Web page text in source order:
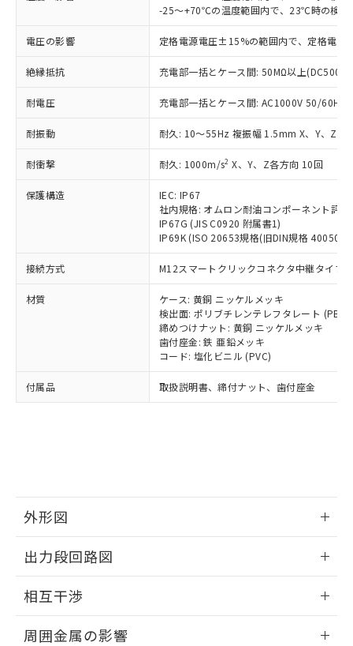
-25～+70℃の温度範囲内で、23℃時の検
電圧の影響 定格電源電圧±15%の範囲内で、定格電
絶縁抵抗 充電部一括とケース間: 50MΩ以上(DC500V
耐電圧 充電部一括とケース間: AC1000V 50/60Hz
耐振動 耐久: 10～55Hz 複振幅 1.5mm X、Y、Z各
耐衝撃 耐久: 1000m/s2 X、Y、Z各方向 10回
保護構造
IEC: IP67
社内規格: オムロン耐油コンポーネント評
IP67G (JIS C0920 附属書1)
IP69K (ISO 20653規格(旧DIN規格 40050
接続方式 M12スマートクリックコネクタ中継タイプ
材質
ケース: 黄銅 ニッケルメッキ
検出面: ポリブチレンテレフタレート (PBT)
締めつけナット: 黄銅 ニッケルメッキ
歯付座金: 鉄 亜鉛メッキ
コード: 塩化ビニル (PVC)
付属品 取扱説明書、締付ナット、歯付座金
外形図
外形図
出力段回路図
出力段回路図
相互干渉
周囲金属の影響
本サービスの対象外となる商品もある
ことをご了承ください。
在庫状況および標準価格照会結果は、
記載している更新日時点での社内デー
タに基づき作成されるものであり、閲
覧された時点での実際の在庫および標
準価格とは異なる場合があることをご
正式な納期状況および標準価格はお客
様のお取引先、またはお客様担当のオ
ムロン制御機器販売店・当社販売員に
ご相談ください。
オムロン制御機器販売店や当社販売拠
販売ネットワーク
」をご確認
在庫状況および標準価格結果を当社の
事前の承諾なく第三者に漏洩または開
示しないようお願いします。
マイパーツ機能（部品リスト作成サー
ビス）をご利用いただくには、I-Web
メンバーズにご登録されている必要が
お客様が当ウェブサイト上で当社にご
登録された部品リストについて、当社
および当社の共同利用者が、当社の製
いたものが、含有品と判明した場合などや
むを得ず変更することがあります。
*EU RoHS指令（10物質）：
鉛(Pb) 1000ppm以下、 水銀(Hg) 1000ppm以下、 カド
ミウム(Cd) 100ppm以下、
六価クロム(Cr(Ⅵ)) 1000ppm以下、ポリ臭化ビフェニル
類(PBB) 1000ppm以下、ポリ臭化ジフェニルエーテル類
(PBDE) 1000ppm以下、フタル酸ビス(2-エチルヘキシ
ル) (DEHP)(別名：DOP) 1000ppm以下、フタル酸ブチ
ルベンジル（BBP） 1000ppm以下、フタル酸ジブチル
（DBP） 1000ppm以下、フタル酸ジイソブチル
適用除外項目は除く。
フタル酸エステル類の４物質については閾値を超える意
図的な使用がないことを確認しています。
※2 対応予定月
部品在庫の切り替え状況などにより、予定
月が前後することがあります。
※3 非含有証明書ダウンロード
※本証明書は発行日時点で非含有を証明す
るもので、過去に遡って非含有を証明する
ものではありません。
また、RoHS指令のフタル酸エステル類４
物質の対応では、対応完了までの期間は出
欄に対応日を記載しておりました。
既に当社にて対応品への在庫切替を完了
していることから、特段のことがない限
基準値を超えていることを示します。
い合わせください。
Cr(Ⅵ)(六価クロム) : 1000ppm、 PBBs(ポリ臭化ビフェ
ニル類) : 1000ppm、 PBDEs(ポリ臭化ジフェニルエーテ
DBP(フタル酸ジブチル) : 1000ppm、 DIBP(フタル酸ジ
イソブチル) : 1000ppm、 BBP(フタル酸ブチルベンジ
※2 環境保護使用期限
「ｅ」：有害物質（10物質）のすべてが基
準値以下であることを示します。
「10」：通常の使用状況下において有害物
質が外部に漏えいし、環境に深刻な影響を
及ぼさない年数を意味します。
「－」：未確認です。当社販売部門へお問
当社は、これら貴社製品のうち、外国
為替および外国貿易法に定める商品
（以下｢規制貨物等」という）を輸出
または国外への提供する場合は、日本
国政府の輸出許可(または役務取引許
可)を取得するなどの必要な手続きを
当社は規制貨物を破棄する場合は、完
全に破砕するなど、違法に輸出されな
いよう必要な手段を講じます。
ル、化学兵器、生物兵器またはその他
武器並びにこれらの製造装置等に一切
使用いたしません。
当社は、貴社製品を第三者に販売する
場合は、上記1、2および3の内容を当
該第三者に通知します。また当社は、
販売先および販売に係わる関係者が違
法に輸出するおそれがある場合は、取
り引きをいたしません。
一定数以上の在庫あり
一定数には満たないが在庫あり
在庫なし(最新の在庫状況につ
いては、お客様のお取引先、ま
たはお客様担当のオムロン制御
機器販売店・当社販売員にご確
認ください)
受注生産機種、また在庫状況の
情報を公開していない機種